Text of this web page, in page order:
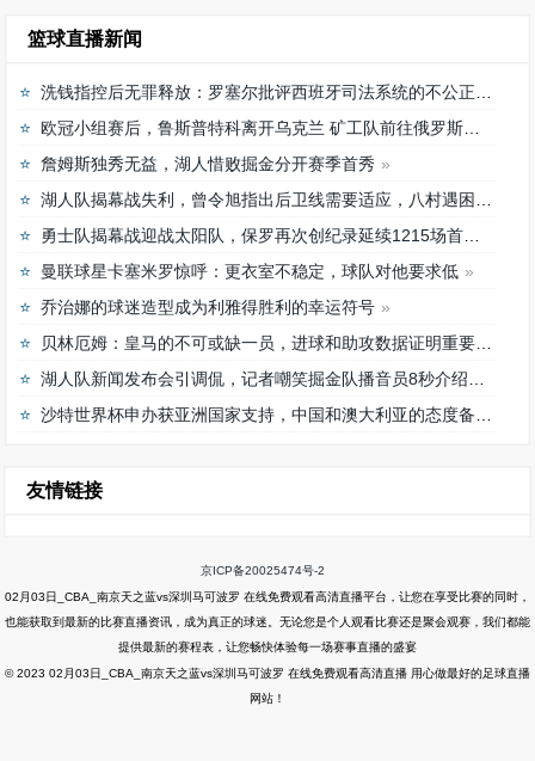
篮球直播新闻
洗钱指控后无罪释放：罗塞尔批评西班牙司法系统的不公正待遇
欧冠小组赛后，鲁斯普特科离开乌克兰 矿工队前往俄罗斯，未来发展如何？
詹姆斯独秀无益，湖人惜败掘金分开赛季首秀
湖人队揭幕战失利，曾令旭指出后卫线需要适应，八村遇困难
勇士队揭幕战迎战太阳队，保罗再次创纪录延续1215场首发之路
曼联球星卡塞米罗惊呼：更衣室不稳定，球队对他要求低
乔治娜的球迷造型成为利雅得胜利的幸运符号
贝林厄姆：皇马的不可或缺一员，进球和助攻数据证明重要性
湖人队新闻发布会引调侃，记者嘲笑掘金队播音员8秒介绍首发阵容速度
沙特世界杯申办获亚洲国家支持，中国和澳大利亚的态度备受关注
友情链接
京ICP备20025474号-2
02月03日_CBA_南京天之蓝vs深圳马可波罗 在线免费观看高清直播平台，让您在享受比赛的同时，
也能获取到最新的比赛直播资讯，成为真正的球迷。无论您是个人观看比赛还是聚会观赛，我们都能
提供最新的赛程表，让您畅快体验每一场赛事直播的盛宴
© 2023 02月03日_CBA_南京天之蓝vs深圳马可波罗 在线免费观看高清直播 用心做最好的足球直播
网站！